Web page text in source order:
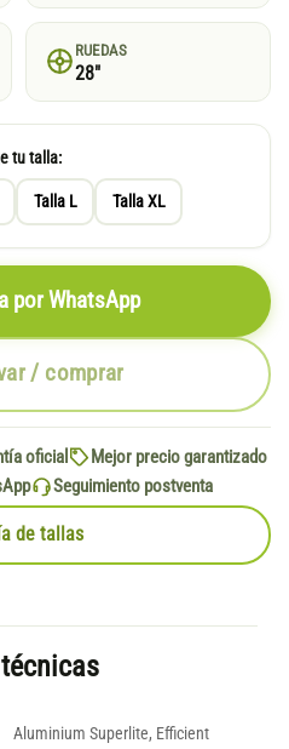
RUEDAS
28"
tu talla:
Talla L Talla XL
/ comprar
por WhatsApp
oficial
Mejor precio garantizado
Seguimiento postventa
de tallas
Aluminium Superlite, Efficient